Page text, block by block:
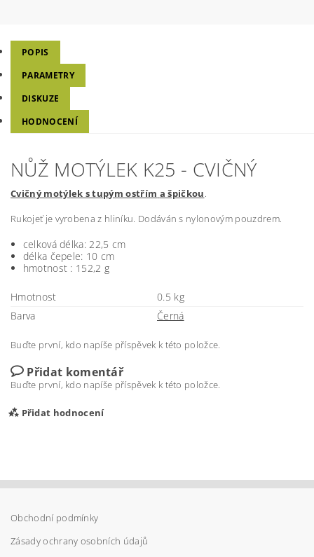
POPIS
PARAMETRY
DISKUZE
HODNOCENÍ
NŮŽ MOTÝLEK K25 - CVIČNÝ
Cvičný motýlek s tupým ostřím a špičkou.
Rukojeť je vyrobena z hliníku. Dodáván s nylonovým pouzdrem.
celková délka: 22,5 cm
délka čepele: 10 cm
hmotnost : 152,2 g
Hmotnost
0.5 kg
Barva
Černá
Buďte první, kdo napíše příspěvek k této položce.
Přidat komentář
Buďte první, kdo napíše příspěvek k této položce.
Přidat hodnocení
Obchodní podmínky
Zásady ochrany osobních údajů